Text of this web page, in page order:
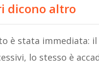
dicono altro
è stata immediata:
lo stesso è